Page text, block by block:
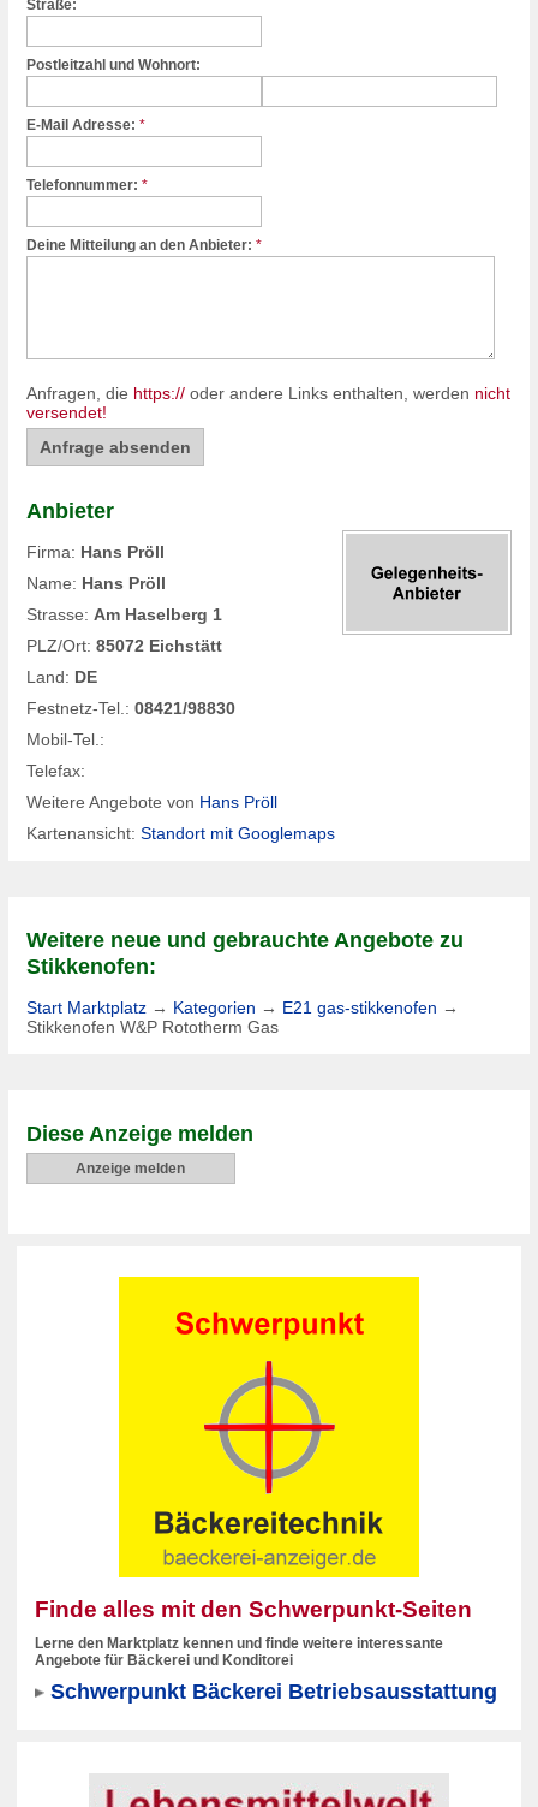
Straße:
Postleitzahl und Wohnort:
E-Mail Adresse: *
Telefonnummer: *
Deine Mitteilung an den Anbieter: *
Anfragen, die https:// oder andere Links enthalten, werden nicht
versendet!
Anbieter
Firma: Hans Pröll
Name: Hans Pröll
Strasse: Am Haselberg 1
PLZ/Ort: 85072 Eichstätt
Land: DE
Festnetz-Tel.: 08421/98830
Mobil-Tel.:
Telefax:
Weitere Angebote von Hans Pröll
Kartenansicht: Standort mit Googlemaps
Weitere neue und gebrauchte Angebote zu
Stikkenofen:
Start Marktplatz → Kategorien → E21 gas-stikkenofen →
Stikkenofen W&P Rototherm Gas
Diese Anzeige melden
Anzeige melden
Finde alles mit den Schwerpunkt-Seiten
Lerne den Marktplatz kennen und finde weitere interessante
Angebote für Bäckerei und Konditorei
Schwerpunkt Bäckerei Betriebsausstattung